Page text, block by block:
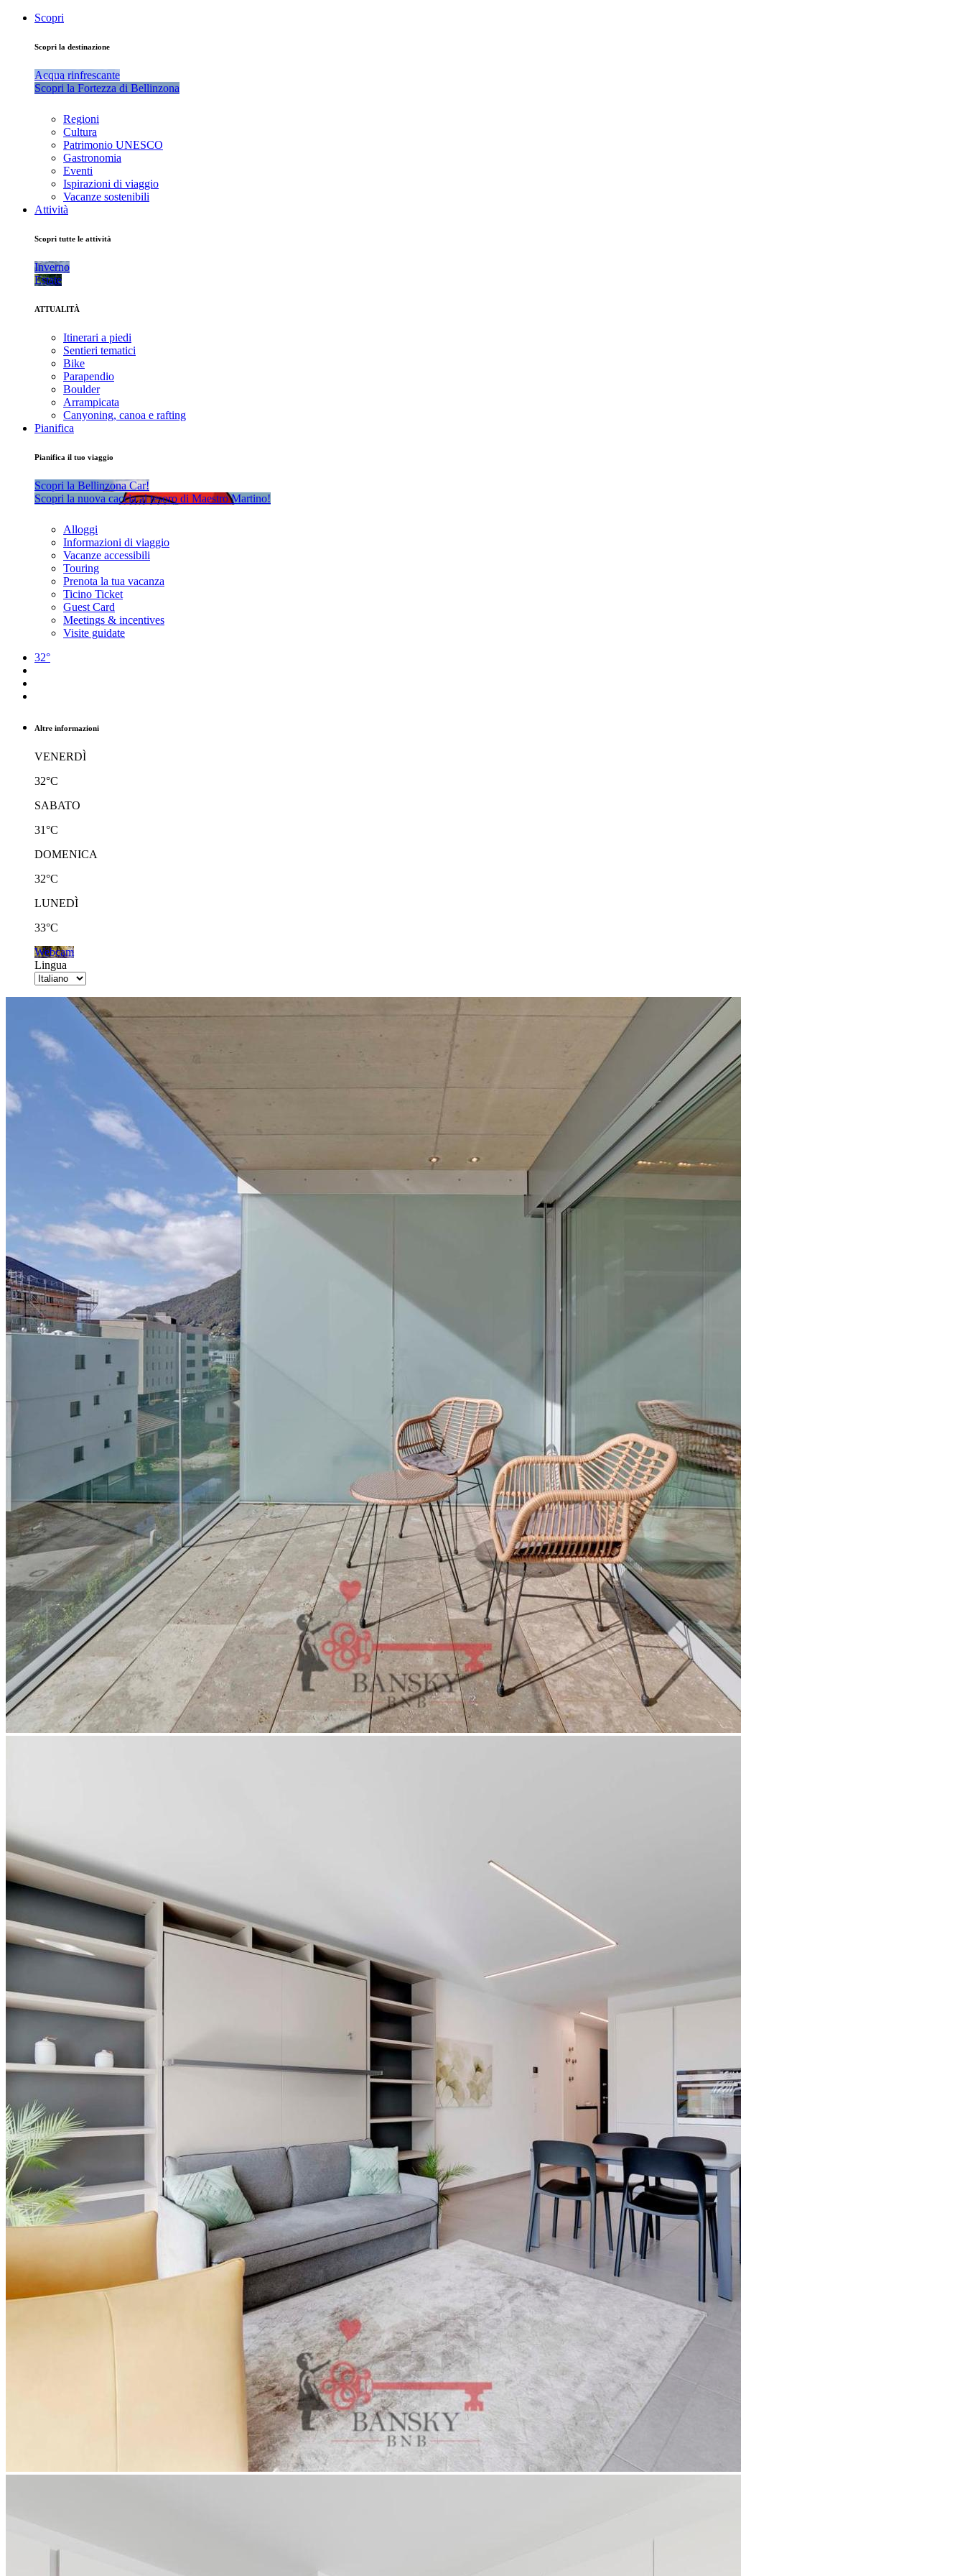
Scopri
Scopri la destinazione
Acqua rinfrescante
Scopri la Fortezza di Bellinzona
Regioni
Cultura
Patrimonio UNESCO
Gastronomia
Eventi
Ispirazioni di viaggio
Vacanze sostenibili
Attività
Scopri tutte le attività
Inverno
Estate
ATTUALITÀ
Itinerari a piedi
Sentieri tematici
Bike
Parapendio
Boulder
Arrampicata
Canyoning, canoa e rafting
Pianifica
Pianifica il tuo viaggio
Scopri la Bellinzona Car!
Scopri la nuova caccia al tesoro di Maestro Martino!
Alloggi
Informazioni di viaggio
Vacanze accessibili
Touring
Prenota la tua vacanza
Ticino Ticket
Guest Card
Meetings & incentives
Visite guidate
32°
Altre informazioni
VENERDÌ
32°C
SABATO
31°C
DOMENICA
32°C
LUNEDÌ
33°C
Webcam
Lingua